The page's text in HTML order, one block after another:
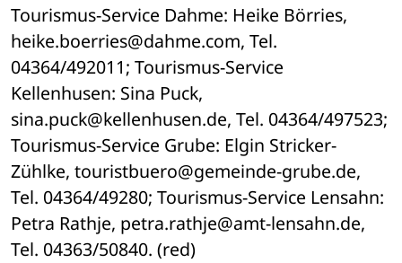
Tourismus-Service Dahme: Heike Börries,
heike.boerries@dahme.com, Tel.
04364/492011; Tourismus-Service
Kellenhusen: Sina Puck,
sina.puck@kellenhusen.de, Tel. 04364/497523;
Tourismus-Service Grube: Elgin Stricker-
Zühlke, touristbuero@gemeinde-grube.de,
Tel. 04364/49280; Tourismus-Service Lensahn:
Petra Rathje, petra.rathje@amt-lensahn.de,
Tel. 04363/50840. (red)